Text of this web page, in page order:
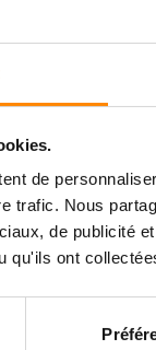
de
trafic. Nous
de publicité
qu'ils ont